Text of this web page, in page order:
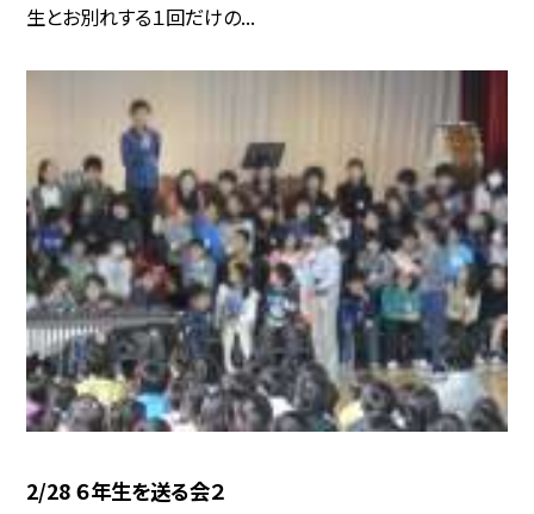
生とお別れする１回だけの...
2/28 ６年生を送る会２